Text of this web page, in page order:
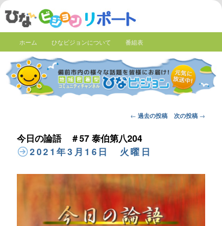
ホーム ひなビジョンについて 番組表
Post
← 過去の投稿 次の投稿 →
今日の論語 ＃57 泰伯第八204
2021年3月16日 火曜日